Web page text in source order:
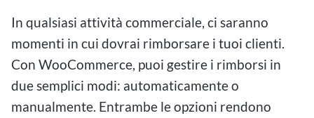
In qualsiasi attività commerciale, ci saranno
momenti in cui dovrai rimborsare i tuoi clienti.
Con WooCommerce, puoi gestire i rimborsi in
due semplici modi: automaticamente o
manualmente. Entrambe le opzioni rendono